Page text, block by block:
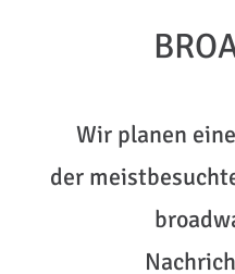
Wir planen
der